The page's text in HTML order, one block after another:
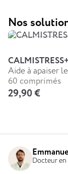
Nos
CALMISTRESS+
Aide à apaiser
60 comprimés
29,90 €
Docteur en